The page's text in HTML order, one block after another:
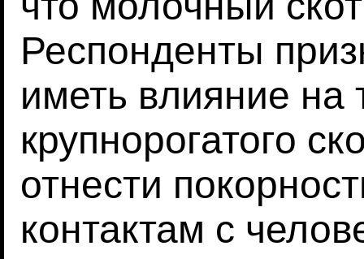
Респонденты
иметь влияние на
крупнорогатого
отнести
контактам с